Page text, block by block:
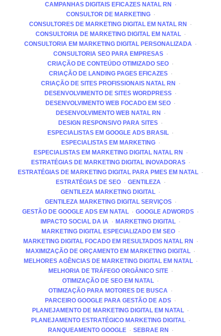
CAMPANHAS DIGITAIS EFICAZES NATAL RN
CONSULTOR DE MARKETING
CONSULTORES DE MARKETING DIGITAL EM NATAL RN
CONSULTORIA DE MARKETING DIGITAL EM NATAL
CONSULTORIA EM MARKETING DIGITAL PERSONALIZADA
CONSULTORIA SEO PARA EMPRESAS
CRIAÇÃO DE CONTEÚDO OTIMIZADO SEO
CRIAÇÃO DE LANDING PAGES EFICAZES
CRIAÇÃO DE SITES PROFISSIONAIS NATAL RN
DESENVOLVIMENTO DE SITES WORDPRESS
DESENVOLVIMENTO WEB FOCADO EM SEO
DESENVOLVIMENTO WEB NATAL RN
DESIGN RESPONSIVO PARA SITES
ESPECIALISTAS EM GOOGLE ADS BRASIL
ESPECIALISTAS EM MARKETING
ESPECIALISTAS EM MARKETING DIGITAL NATAL RN
ESTRATÉGIAS DE MARKETING DIGITAL INOVADORAS
ESTRATÉGIAS DE MARKETING DIGITAL PARA PMES EM NATAL
ESTRATÉGIAS DE SEO
GENTILEZA
GENTILEZA MARKETING DIGITAL
GENTILEZA MARKETING DIGITAL SERVIÇOS
GESTÃO DE GOOGLE ADS EM NATAL
GOOGLE ADWORDS
IMPACTO SOCIAL DA IA
MARKETING DIGITAL
MARKETING DIGITAL ESPECIALIZADO EM SEO
MARKETING DIGITAL FOCADO EM RESULTADOS NATAL RN
MAXIMIZAÇÃO DE ORÇAMENTO EM MARKETING DIGITAL
MELHORES AGÊNCIAS DE MARKETING DIGITAL EM NATAL
MELHORIA DE TRÁFEGO ORGÂNICO SITE
OTIMIZAÇÃO DE SEO EM NATAL
OTIMIZAÇÃO PARA MOTORES DE BUSCA
PARCEIRO GOOGLE PARA GESTÃO DE ADS
PLANEJAMENTO DE MARKETING DIGITAL EM NATAL
PLANEJAMENTO ESTRATÉGICO MARKETING DIGITAL
RANQUEAMENTO GOOGLE
SEBRAE RN